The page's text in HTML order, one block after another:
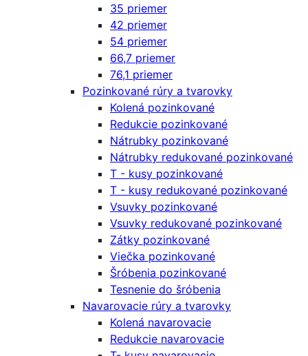
35 priemer
42 priemer
54 priemer
66,7 priemer
76,1 priemer
Pozinkované rúry a tvarovky
Kolená pozinkované
Redukcie pozinkované
Nátrubky pozinkované
Nátrubky redukované pozinkované
T - kusy pozinkované
T - kusy redukované pozinkované
Vsuvky pozinkované
Vsuvky redukované pozinkované
Zátky pozinkované
Viečka pozinkované
Šróbenia pozinkované
Tesnenie do šróbenia
Navarovacie rúry a tvarovky
Kolená navarovacie
Redukcie navarovacie